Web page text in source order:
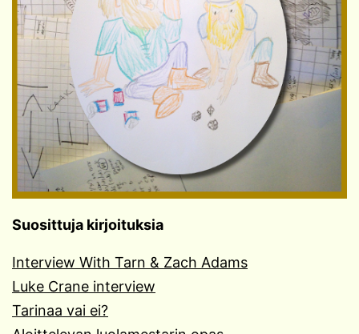
Suosittuja kirjoituksia
Interview With Tarn & Zach Adams
Luke Crane interview
Tarinaa vai ei?